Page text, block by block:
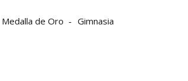
Medalla de Oro Gimnasia